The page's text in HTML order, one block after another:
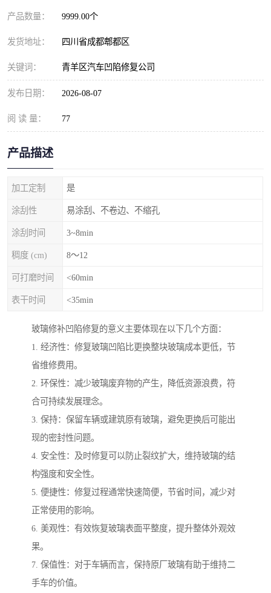
产品数量： 9999.00个
发货地址： 四川省成都郫都区
关键词： 青羊区汽车凹陷修复公司
发布日期： 2026-08-07
阅 读 量： 77
产品描述
加工定制 是
涂刮性 易涂刮、不卷边、不缩孔
涂刮时间 3~8min
稠度 (cm) 8～12
可打磨时间 <60min
表干时间 <35min
玻璃修补凹陷修复的意义主要体现在以下几个方面：
1. 经济性：修复玻璃凹陷比更换整块玻璃成本更低，节
省维修费用。
2. 环保性：减少玻璃废弃物的产生，降低资源浪费，符
合可持续发展理念。
3. 保持：保留车辆或建筑原有玻璃，避免更换后可能出
现的密封性问题。
4. 安全性：及时修复可以防止裂纹扩大，维持玻璃的结
构强度和安全性。
5. 便捷性：修复过程通常快速简便，节省时间，减少对
正常使用的影响。
6. 美观性：有效恢复玻璃表面平整度，提升整体外观效
果。
7. 保值性：对于车辆而言，保持原厂玻璃有助于维持二
手车的价值。